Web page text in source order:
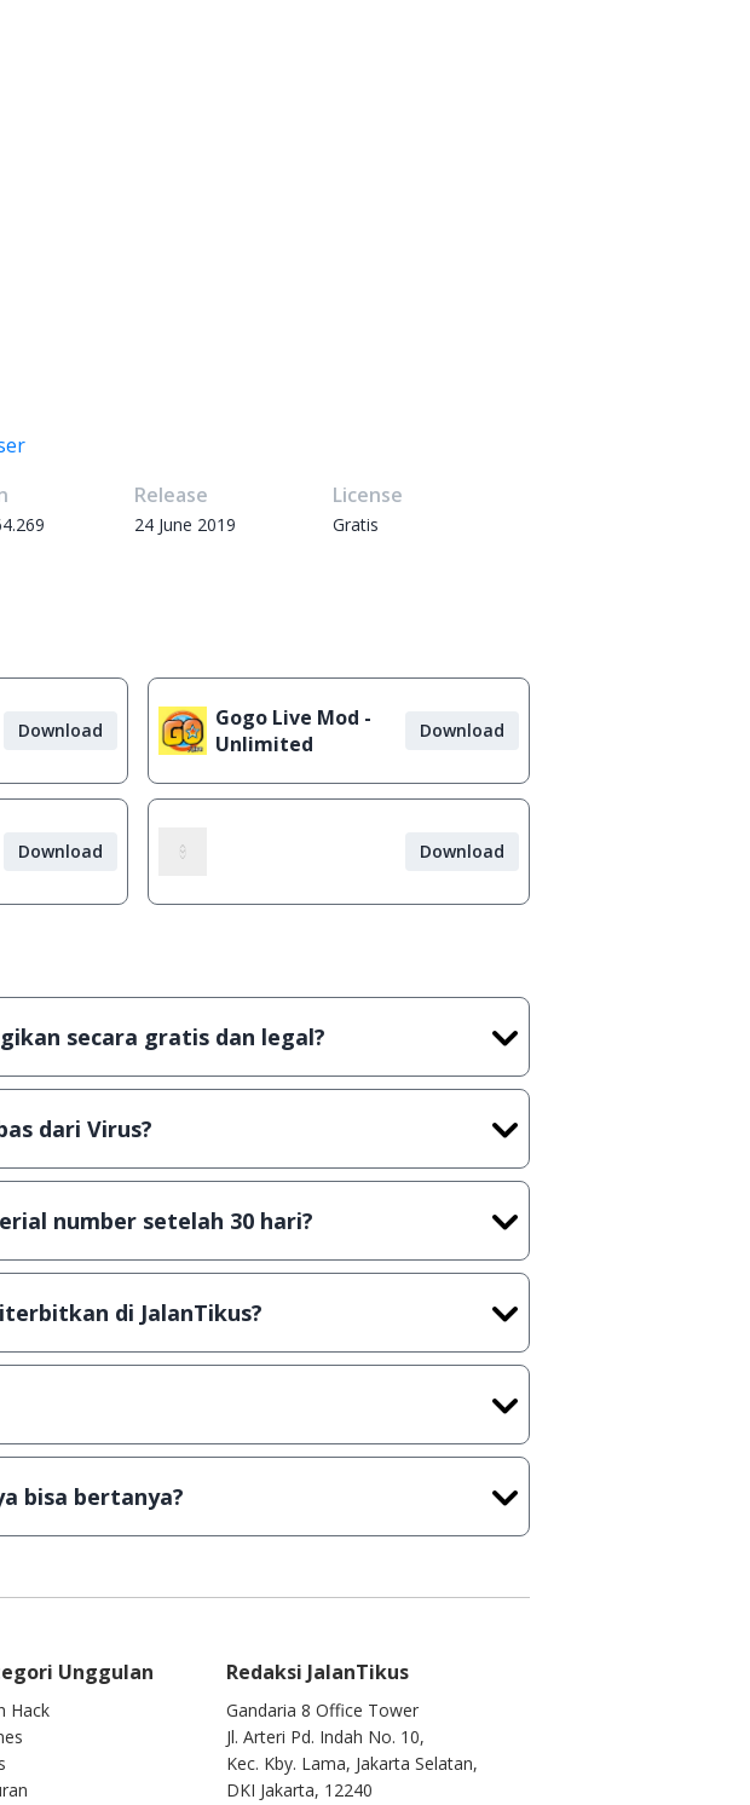
Release
24 June 2019
License
Gratis
Download
Gogo Live Mod -
Unlimited
Download
Download Download
secara gratis dan legal?
dan legal, dalam artian tidak (bajakan) hasil crack,
dari Virus?
AVG & Avast) sebelum menerbitkan suatu
number setelah 30 hari?
yang dibagikan secara Shareware, dalam arti hanya
di JalanTikus?
Nama Aplikasi/Games, Deskripsi serta
saat ini kita masih melakukan upload-download
bisa bertanya?
pertanyaan kamu keinfo@jalantikus.com
Redaksi JalanTikus
Gandaria 8 Office Tower
Jl. Arteri Pd. Indah No. 10,
Kec. Kby. Lama, Jakarta Selatan,
DKI Jakarta, 12240
Unggulan
Hack